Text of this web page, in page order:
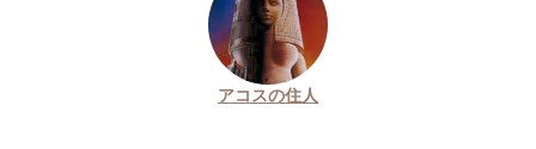
アコスの住人